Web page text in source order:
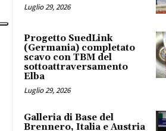
Luglio 29, 2026
Progetto SuedLink
(Germania) completato
scavo con TBM del
sottoattraversamento
Elba
Luglio 29, 2026
Galleria di Base del
Brennero, Italia e Austria